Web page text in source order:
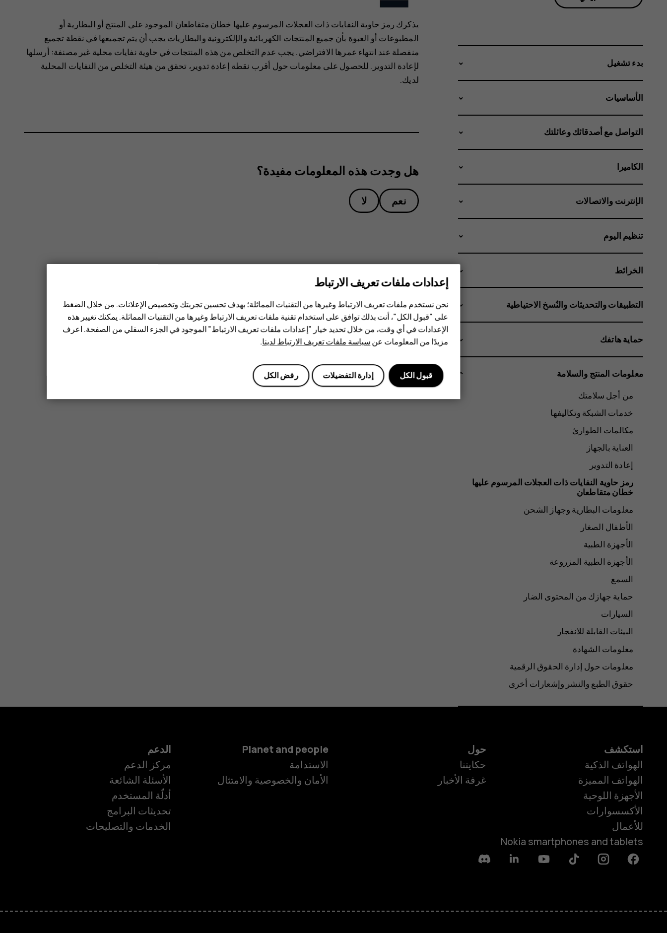
الهواتف الذكية
HMD DUB
يذكرك رمز حاوية النفايات ذات العجلات المرسوم عليها خطان متقاطعان الموجود على المنتج أو البطارية أو
المطبوعات أو العبوة بأن جميع المنتجات الكهربائية والإلكترونية والبطاريات يجب أن يتم تجميعها في نقطة تجميع
منفصلة عند انتهاء عمرها الافتراضي. يجب عدم التخلص من هذه المنتجات في حاوية نفايات محلية غير مصنفة: أرسلها
لإعادة التدوير. للحصول على معلومات حول أقرب نقطة إعادة تدوير، تحقق من هيئة التخلص من النفايات المحلية
لديك.
هل وجدت هذه المعلومات مفيدة؟
نعم لا
بدء تشغيل
الأساسيات
التواصل مع أصدقائك وعائلتك
الكاميرا
الإنترنت والاتصالات
تنظيم اليوم
الخرائط
التطبيقات والتحديثات والنُسخ الاحتياطية
حماية هاتفك
معلومات المنتج والسلامة
من أجل سلامتك
خدمات الشبكة وتكاليفها
مكالمات الطوارئ
العناية بالجهاز
إعادة التدوير
رمز حاوية النفايات ذات العجلات المرسوم عليها
خطان متقاطعان
معلومات البطارية وجهاز الشحن
الأطفال الصغار
الأجهزة الطبية
الأجهزة الطبية المزروعة
السمع
حماية جهازك من المحتوى الضار
السيارات
البيئات القابلة للانفجار
معلومات الشهادة
معلومات حول إدارة الحقوق الرقمية
حقوق الطبع والنشر وإشعارات أخرى
استكشف
الهواتف الذكية
الهواتف المميزة
الأجهزة اللوحية
الأكسسوارات
للأعمال
Nokia smartphones and tablets
حول
حكايتنا
غرفة الأخبار
Planet and people
الاستدامة
الأمان والخصوصية والامتثال
الدعم
مركز الدعم
الأسئلة الشائعة
أدلّة المستخدم
تحديثات البرامج
الخدمات والتصليحات
Facebook
Instagram
Tiktok
Youtube
Linkedin
Discord
إعدادات ملفات تعريف الارتباط
نحن نستخدم ملفات تعريف الارتباط وغيرها من التقنيات المماثلة؛ بهدف تحسين تجربتك وتخصيص الإعلانات. من خلال الضغط
على "قبول الكل"، أنت بذلك توافق على استخدام تقنية ملفات تعريف الارتباط وغيرها من التقنيات المماثلة. يمكنك تغيير هذه
الإعدادات في أي وقت، من خلال تحديد خيار "إعدادات ملفات تعريف الارتباط" الموجود في الجزء السفلي من الصفحة. اعرف
مزيدًا من المعلومات عنسياسة ملفات تعريف الارتباط لدينا.
رفض الكل إدارة التفضيلات قبول الكل